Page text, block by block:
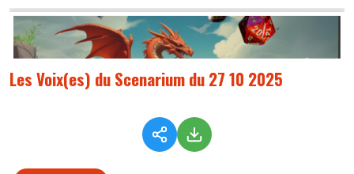
Les Voix(es) du Scenarium du 27 10 2025